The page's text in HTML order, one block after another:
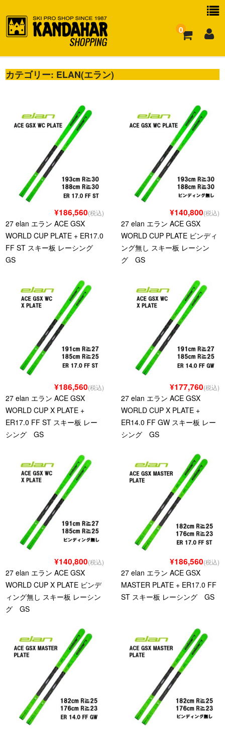
0
お買い物ガイド
カテゴリー: ELAN(エラン)
¥186,560(税込)
27 elan エラン ACE GSX
WORLD CUP PLATE + ER17.0
FF ST スキー板 レーシング
GS
¥140,800(税込)
27 elan エラン ACE GSX
WORLD CUP PLATE ビンディ
ング無し スキー板 レーシン
グ GS
¥186,560(税込)
27 elan エラン ACE GSX
WORLD CUP X PLATE +
ER17.0 FF ST スキー板 レー
シング GS
¥177,760(税込)
27 elan エラン ACE GSX
WORLD CUP X PLATE +
ER14.0 FF GW スキー板 レー
シング GS
¥140,800(税込)
27 elan エラン ACE GSX
WORLD CUP X PLATE ビンデ
ィング無し スキー板 レーシン
グ GS
¥186,560(税込)
27 elan エラン ACE GSX
MASTER PLATE + ER17.0 FF
ST スキー板 レーシング GS